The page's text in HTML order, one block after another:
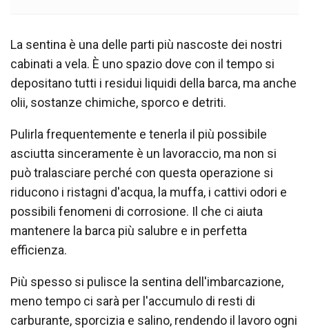
La sentina è una delle parti più nascoste dei nostri
cabinati a vela. È uno spazio dove con il tempo si
depositano tutti i residui liquidi della barca, ma anche
olii, sostanze chimiche, sporco e detriti.
Pulirla frequentemente e tenerla il più possibile
asciutta sinceramente è un lavoraccio, ma non si
può tralasciare perché con questa operazione si
riducono i ristagni d'acqua, la muffa, i cattivi odori e
possibili fenomeni di corrosione. Il che ci aiuta
mantenere la barca più salubre e in perfetta
efficienza.
Più spesso si pulisce la sentina dell'imbarcazione,
meno tempo ci sarà per l'accumulo di resti di
carburante, sporcizia e salino, rendendo il lavoro ogni